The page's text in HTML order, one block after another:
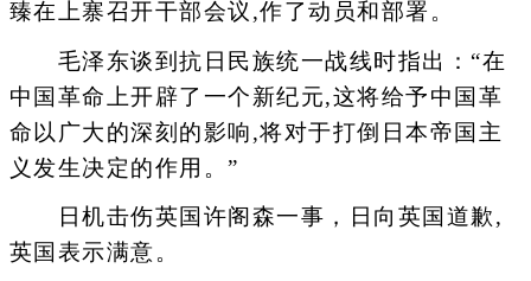
臻在上寨召开干部会议,作了动员和部署。
毛泽东谈到抗日民族统一战线时指出：“在
中国革命上开辟了一个新纪元,这将给予中国革
命以广大的深刻的影响,将对于打倒日本帝国主
义发生决定的作用。”
日机击伤英国许阁森一事，日向英国道歉,
英国表示满意。